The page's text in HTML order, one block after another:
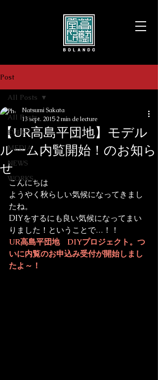
Post
All Posts
EVENT
MEDIA
NEWS
WORKS
All Posts
【UR高島平団地】モデル
ルーム内覧開始！のお知ら
せ
Natsumi Sakata
13 sept. 2015 2 min de lecture
こんにちは
ようやく秋らしい気候になってきまし
たね。
DIYをするにも良い気候になってまい
りました！ということで…！！
UR高島平団地　DIYプロジェクト。つ
いに内覧のお申込み受付が開始しまし
たよ～！